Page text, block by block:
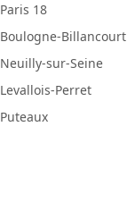
Paris 18
Boulogne-Billancourt
Neuilly-sur-Seine
Levallois-Perret
Puteaux